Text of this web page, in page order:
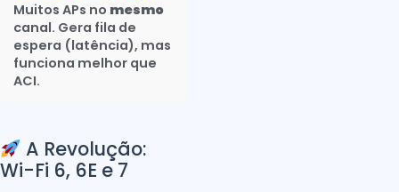
Muitos APs no mesmo
canal. Gera fila de
espera (latência), mas
funciona melhor que
ACI.
A Revolução:
Wi-Fi 6, 6E e 7